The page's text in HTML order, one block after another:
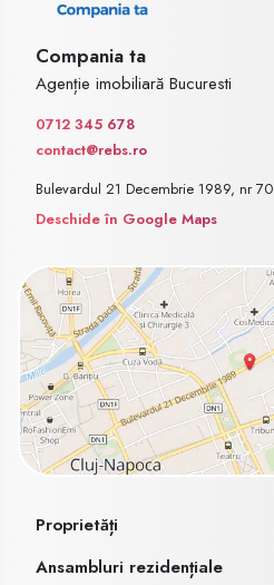
Compania ta
Agenție imobiliară Bucuresti
0712 345 678
contact@rebs.ro
Bulevardul 21 Decembrie 1989, nr 70
Deschide în Google Maps
Proprietăți
Ansambluri rezidențiale